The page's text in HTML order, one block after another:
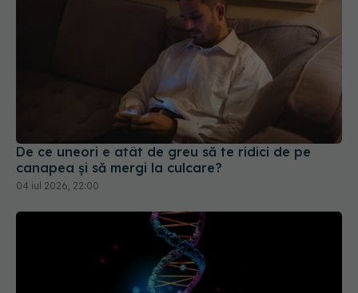
De ce uneori e atât de greu să te ridici de pe
canapea și să mergi la culcare?
04 iul 2026, 22:00